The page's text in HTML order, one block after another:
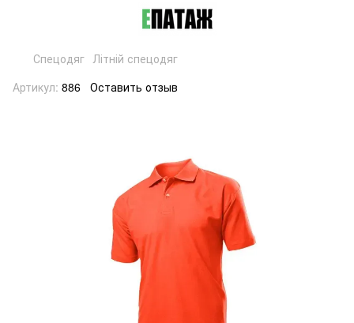
Спецодяг Літній спецодяг
Артикул: 886 Оставить отзыв